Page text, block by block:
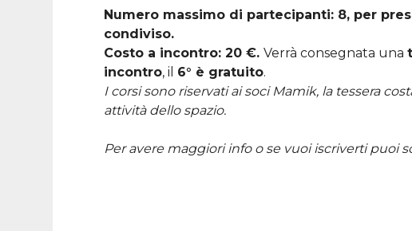
Numero massimo di partecipanti: 8, per
condiviso.
Costo a incontro: 20 €. Verrà consegnata una
incontro, il 6° è gratuito.
I corsi sono riservati ai soci Mamik, la tessera
attività dello spazio.
Per avere maggiori info o se vuoi iscriverti puoi